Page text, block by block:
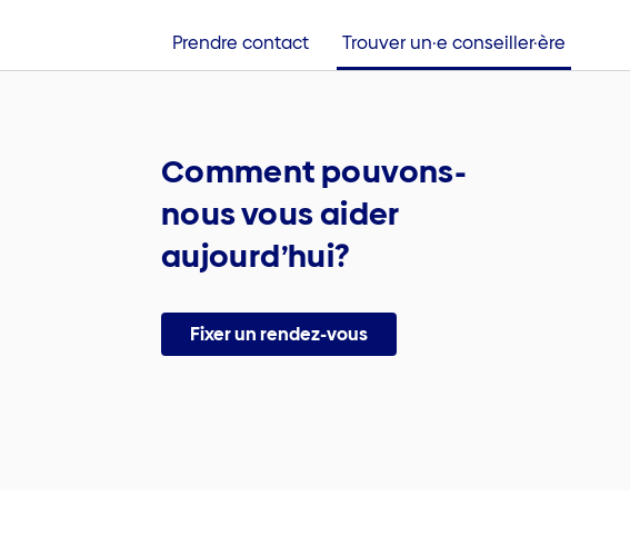
Prendre contact Trouver un·e conseiller·ère
Comment pouvons-
nous vous aider
aujourd’hui?
Fixer un rendez-vous